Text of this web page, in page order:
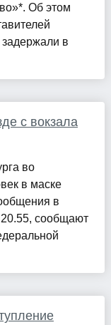
Об этом
в
с вокзала
во
в маске
в
20.55, сообщают